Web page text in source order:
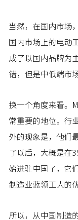
当然，在国内市场
国内市场上的电动
成了以国内品牌为
错，但是中低端市
换一个角度来看。
常重要的地位。行
外的现象是，他们
了以后，大概是在
始进驻中国了，它
制造业蓝领工人的
所以，从中国制造